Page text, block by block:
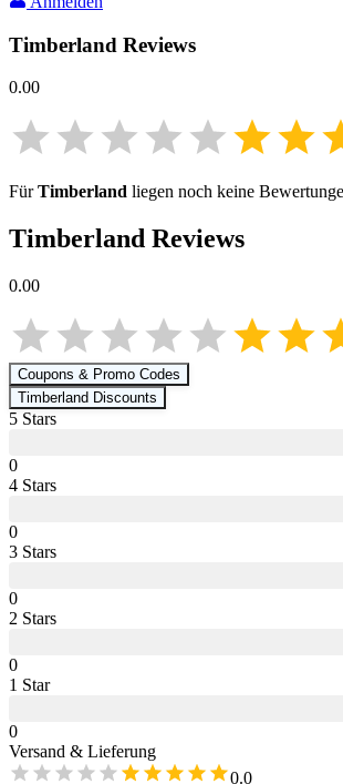
Timberland Reviews
0.00
FürTimberland liegen noch keine
Timberland Reviews
0.00
Coupons & Promo Codes
Timberland Discounts
5 Stars
0
4 Stars
0
3 Stars
0
2 Stars
0
1 Star
0
Versand & Lieferung
0.0